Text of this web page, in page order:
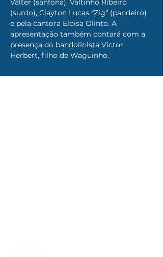
Valter (sanfona), Valtinho Ribeiro
(surdo), Clayton Lucas “Zig” (pandeiro)
e pela cantora Eloisa Olinto. A
apresentação também contará com a
presença do bandolinista Victor
Herbert, filho de Waguinho.